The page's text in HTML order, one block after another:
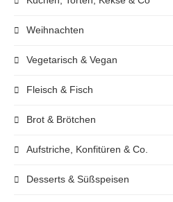
Weihnachten
Vegetarisch & Vegan
Fleisch & Fisch
Brot & Brötchen
Aufstriche, Konfitüren & Co.
Desserts & Süßspeisen